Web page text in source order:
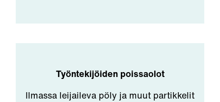
Työntekijöiden poissaolot
Ilmassa leijaileva pöly ja muut partikkelit